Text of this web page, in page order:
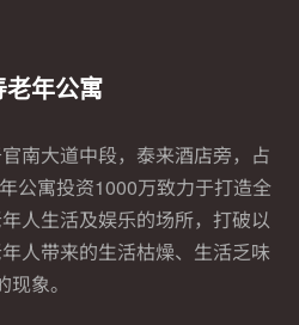
老年公寓
南大道中段，泰来酒店旁，占
公寓投资1000万致力于打造全
人生活及娱乐的场所，打破以
人带来的生活枯燥、生活乏味
现象。